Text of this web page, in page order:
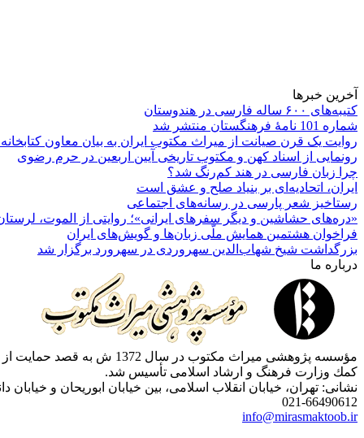
آخرین خبرها
کتیبه‌های ۶۰۰ ساله فارسی در هندوستان
شماره 101 نامۀ فرهنگستان منتشر شد
روایت یک قرن صیانت از میراث مکتوب ایران به بیان معاون
رونمایی از اسناد کهن و مکتوب تاریخی آیین اربعین در حرم رضوی
چرا زبان فارسی در هند کم‌رنگ شد؟
ایران، اتحادیه‌ای بر بنیاد صلح و عشق است
رستاخیز شعر پارسی در رسانه‌های اجتماعی
«دره‌های حشاشین و دیگر سفرهای ایرانی»؛ روایتی از الموت، لرستان
فراخوان هشتمین همایش ملّی زبان‌ها و گویش‌های ایران
بزرگداشت شیخ شهاب‌الدین سهروردی در سهرورد برگزار شد
درباره ما
مؤسسه پژوهشی میراث
كمك وزارت فرهنگ و ارشاد اسلامی تأسیس شد.
نشانی: تهران، خیابان انقلاب اسلامی، بین خیابان ابوریحان و خیابان دانشگاه، شمارۀ 1182
021-66490612
info@mirasmaktoob.ir